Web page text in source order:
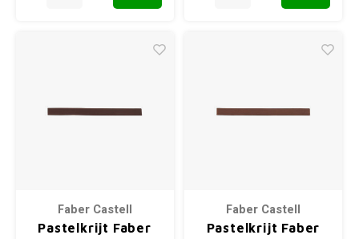
Faber Castell
Pastelkrijt Faber
Faber Castell
Pastelkrijt Faber